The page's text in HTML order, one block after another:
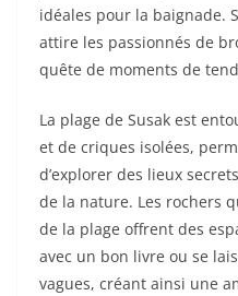
idéales pour la baignade.
attire les passionnés de
quête de moments de
La plage de Susak est
et de criques isolées,
d’explorer des lieux
de la nature. Les rochers
de la plage offrent des
avec un bon livre ou se
vagues, créant ainsi une